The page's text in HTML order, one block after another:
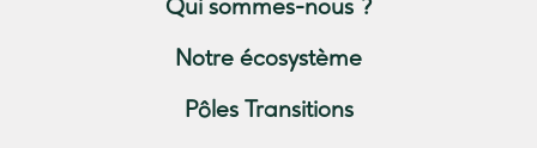
Qui sommes-nous ?
Notre écosystème
Pôles Transitions